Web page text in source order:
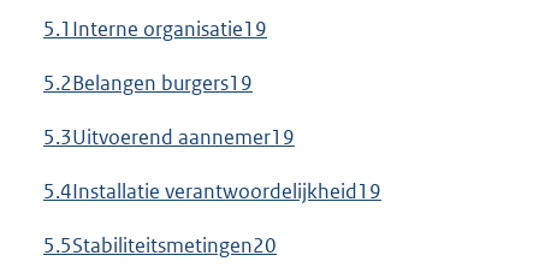
5.1Interne organisatie19
5.2Belangen burgers19
5.3Uitvoerend aannemer19
5.4Installatie verantwoordelijkheid19
5.5Stabiliteitsmetingen20